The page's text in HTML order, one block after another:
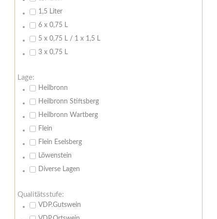
1,5 Liter
6 x 0,75 L
5 x 0,75 L / 1 x 1,5 L
3 x 0,75 L
Lage:
Heilbronn
Heilbronn Stiftsberg
Heilbronn Wartberg
Flein
Flein Eselsberg
Löwenstein
Diverse Lagen
Qualitätsstufe:
VDP.Gutswein